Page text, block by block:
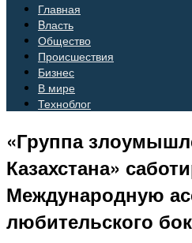
Главная
Bласть
Общество
Происшествия
Бизнес
В мире
Техноблог
«Группа
Казахстана»
Международную
любительского